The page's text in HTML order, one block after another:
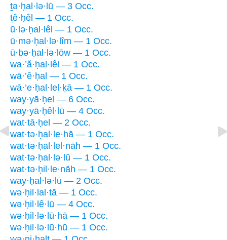
ṯə·ḥal·lə·lū — 3 Occ.
ṯê·ḥêl — 1 Occ.
ū·lə·ḥal·lêl — 1 Occ.
ū·mə·ḥal·lə·lîm — 1 Occ.
ū·ḇə·ḥal·lə·lōw — 1 Occ.
wa·’ă·ḥal·lêl — 1 Occ.
wā·’ê·ḥal — 1 Occ.
wā·’e·ḥal·lel·ḵā — 1 Occ.
way·yā·ḥel — 6 Occ.
way·yā·ḥêl·lū — 4 Occ.
wat·tā·ḥel — 2 Occ.
wat·tə·ḥal·le·hā — 1 Occ.
wat·tə·ḥal·lel·nāh — 1 Occ.
wat·tə·ḥal·lə·lū — 1 Occ.
wat·tə·ḥil·le·nāh — 1 Occ.
way·ḥal·lə·lū — 2 Occ.
wə·ḥil·lal·tā — 1 Occ.
wə·ḥil·lê·lū — 4 Occ.
wə·ḥil·lə·lū·hā — 1 Occ.
wə·ḥil·lə·lū·hū — 1 Occ.